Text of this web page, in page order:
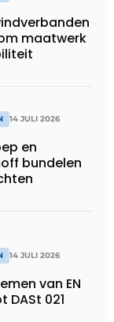
maatwerk
14 JULI 2026
en
bundelen
14 JULI 2026
van EN
DASt 021